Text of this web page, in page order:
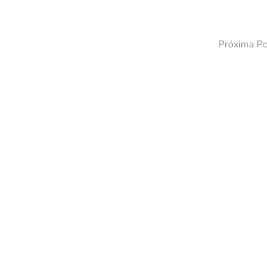
Próxima